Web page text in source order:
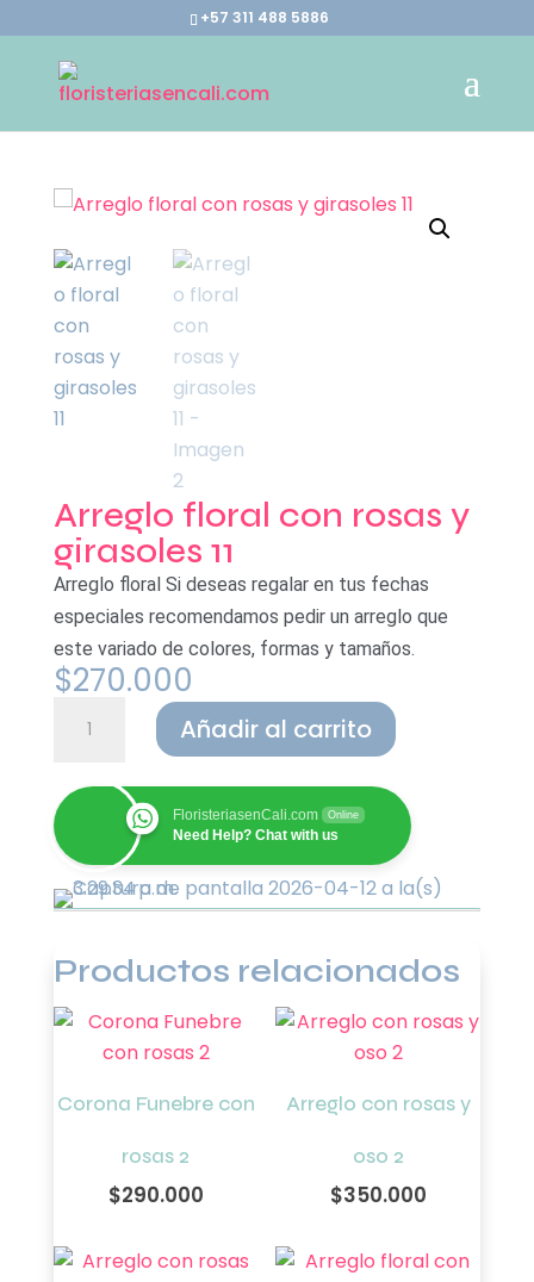
+57 311 488 5886
Arreglo floral con rosas y
girasoles 11
Arreglo floral Si deseas regalar en tus fechas
especiales recomendamos pedir un arreglo que
este variado de colores, formas y tamaños.
$270.000
floral
rosas
y
girasoles
11
Añadir al carrito
FloristeriasenCali.com Online
Need Help? Chat with us
Productos relacionados
Corona Funebre con
rosas 2
$290.000
Arreglo con rosas y
oso 2
$350.000